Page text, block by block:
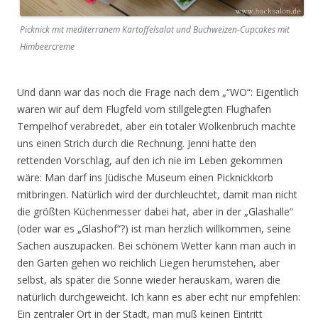
Picknick mit mediterranem Kartoffelsalat und Buchweizen-Cupcakes mit
Himbeercreme
Und dann war das noch die Frage nach dem „“WO“: Eigentlich
waren wir auf dem Flugfeld vom stillgelegten Flughafen
Tempelhof verabredet, aber ein totaler Wolkenbruch machte
uns einen Strich durch die Rechnung. Jenni hatte den
rettenden Vorschlag, auf den ich nie im Leben gekommen
wäre: Man darf ins Jüdische Museum einen Picknickkorb
mitbringen. Natürlich wird der durchleuchtet, damit man nicht
die größten Küchenmesser dabei hat, aber in der „Glashalle“
(oder war es „Glashof“?) ist man herzlich willkommen, seine
Sachen auszupacken. Bei schönem Wetter kann man auch in
den Garten gehen wo reichlich Liegen herumstehen, aber
selbst, als später die Sonne wieder herauskam, waren die
natürlich durchgeweicht. Ich kann es aber echt nur empfehlen:
Ein zentraler Ort in der Stadt, man muß keinen Eintritt